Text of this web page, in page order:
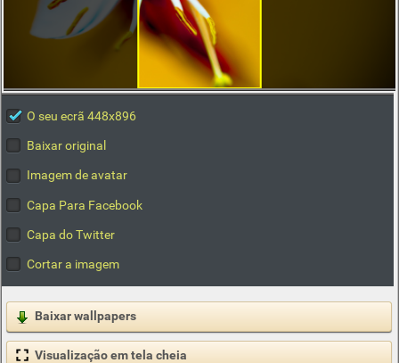
O seu ecrã 448x896
Baixar original
Imagem de avatar
Capa Para Facebook
Capa do Twitter
Cortar a imagem
Baixar wallpapers
Visualização em tela cheia